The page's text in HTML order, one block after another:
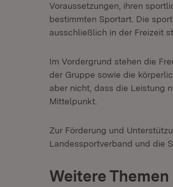
Voraussetzungen, ihren
bestimmten Sportart. Die
ausschließlich in der Freizeit
Im Vordergrund stehen die
der Gruppe sowie die
aber nicht, dass die Leistung
Mittelpunkt.
Zur Förderung und
Landessportverband und die
Weitere Themen